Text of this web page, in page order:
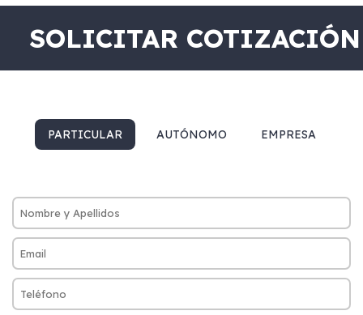
SOLICITAR COTIZACIÓN
PARTICULAR AUTÓNOMO EMPRESA